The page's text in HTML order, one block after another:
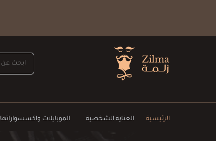
الرئيسية العناية الشخصية الموبايلات واكسسواراتها